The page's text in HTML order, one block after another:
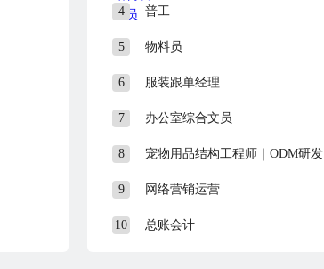
4 普工
5 物料员
6 服装跟单经理
7 办公室综合文员
8 宠物用品结构工程师｜ODM研发
9 网络营销运营
10 总账会计